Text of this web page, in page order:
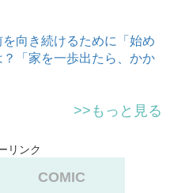
向き続けるために「始め
「家を一歩出たら、かか
>>もっと見る
リンク
COMIC